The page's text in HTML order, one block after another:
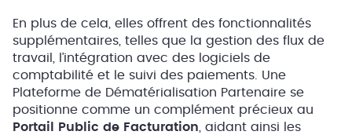
En plus de cela, elles offrent des fonctionnalités
supplémentaires, telles que la gestion des flux de
travail, l’intégration avec des logiciels de
comptabilité et le suivi des paiements. Une
Plateforme de Dématérialisation Partenaire se
positionne comme un complément précieux au
Portail Public de Facturation , aidant ainsi les